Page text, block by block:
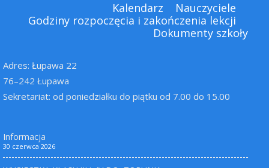
Kalendarz
Nauczyciele
Godziny rozpoczęcia i zakończenia lekcji
Dokumenty szkoły
Adres: Łupawa 22
76–242 Łupawa
Sekretariat: od poniedziałku do piątku od 7.00 do 15.00
Informacja
30 czerwca 2026